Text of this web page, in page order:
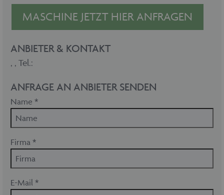
MASCHINE JETZT HIER ANFRAGEN
ANBIETER & KONTAKT
, , Tel.:
ANFRAGE AN ANBIETER SENDEN
Name *
Firma *
E-Mail *